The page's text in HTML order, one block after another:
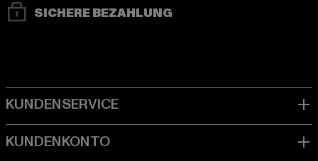
SICHERE BEZAHLUNG